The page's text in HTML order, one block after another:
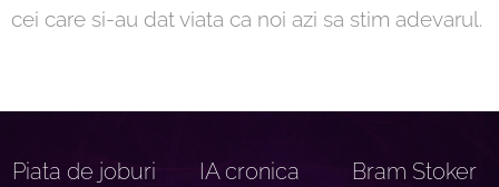
cei care si-au dat viata ca noi azi sa stim adevarul.
Piata de joburi
IA cronica
Bram Stoker